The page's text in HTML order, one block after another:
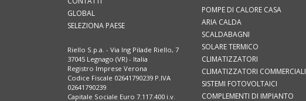
GLOBAL
SELEZIONA PAESE
Riello S.p.a. - Via Ing Pilade Riello, 7
37045 Legnago (VR) - Italia
Registro Imprese Verona
Codice Fiscale 02641790239 P.IVA
02641790239
Capitale Sociale Euro 7.117.400 i.v.
POMPE DI CALORE CASA
ARIA CALDA
SCALDABAGNI
SOLARE TERMICO
CLIMATIZZATORI
CLIMATIZZATORI COMMERCIALI
SISTEMI FOTOVOLTAICI
COMPLEMENTI DI IMPIANTO